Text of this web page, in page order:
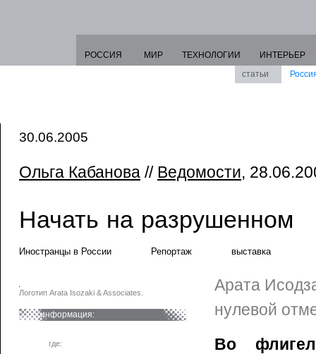
РОССИЯ МИР ТЕХНОЛОГИИ
ИНТЕРЬЕР
статьи
30.06.2005
Ольга Кабанова // Ведомости,
Начать на разрушенном
Иностранцы в России Репортаж выставка
Логотип Arata Isozaki & Associates.
информация:
где:
Арата
нулевой
Во